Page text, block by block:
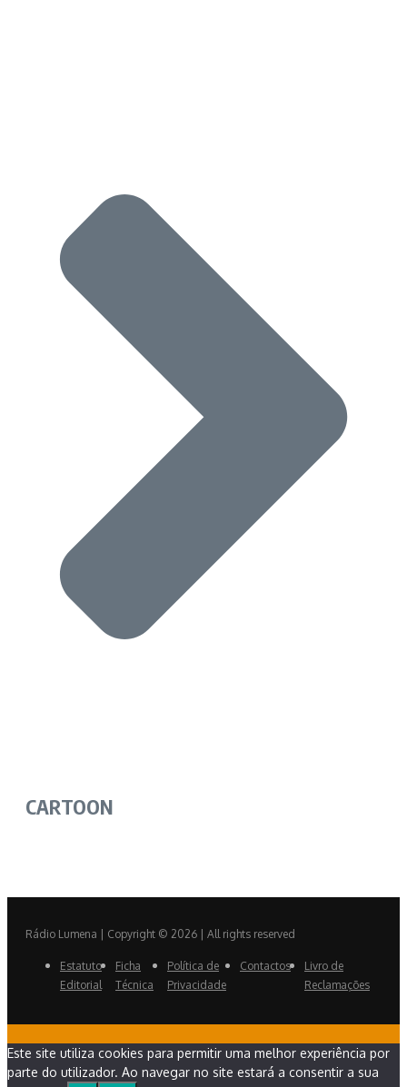
CARTOON
Rádio Lumena | Copyright © 2026 | All rights reserved
Estatuto
Editorial
Ficha
Técnica
Política de
Privacidade
Contactos
Livro de
Reclamações
Este site utiliza cookies para permitir uma melhor experiência por
parte do utilizador. Ao navegar no site estará a consentir a sua